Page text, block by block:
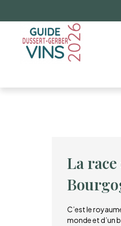
La
C’est le
monde et d’un